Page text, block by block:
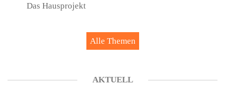
Das Hausprojekt
Alle Themen
AKTUELL